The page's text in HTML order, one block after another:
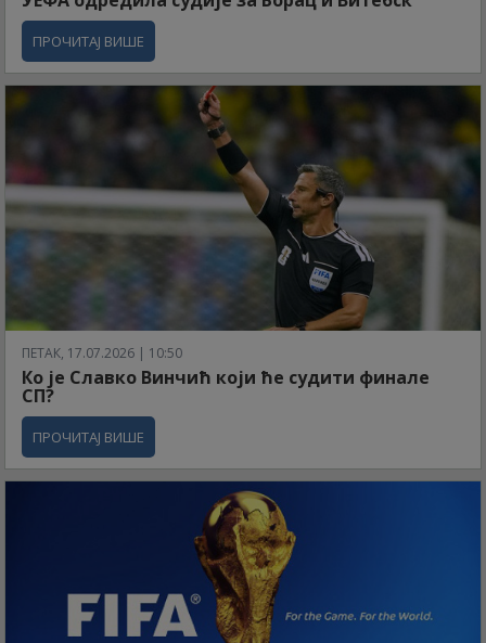
ПРОЧИТАЈ ВИШЕ
ПЕТАК, 17.07.2026 | 10:50
Ко је Славко Винчић који ће судити финале
СП?
ПРОЧИТАЈ ВИШЕ